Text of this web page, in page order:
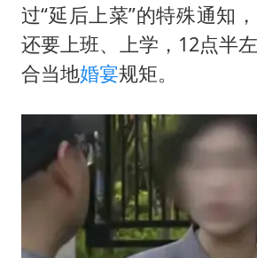
过“延后上菜”的特殊通知
还要上班、上学，12点半
合当地婚宴规矩。